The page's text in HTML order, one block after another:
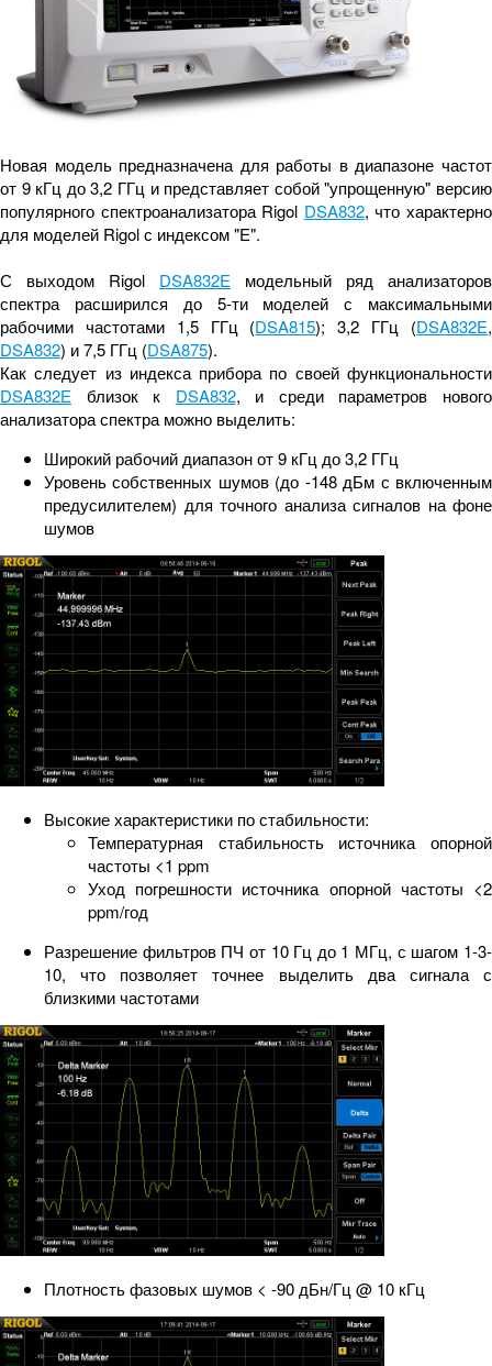
Новая модель предназначена для работы в диапазоне частот
от 9 кГц до 3,2 ГГц и представляет собой "упрощенную" версию
популярного спектроанализатора Rigol DSA832, что характерно
для моделей Rigol с индексом "E".
С выходом Rigol DSA832E модельный ряд анализаторов
спектра расширился до 5-ти моделей с максимальными
рабочими частотами 1,5 ГГц (DSA815); 3,2 ГГц (DSA832E,
DSA832) и 7,5 ГГц (DSA875).
Как следует из индекса прибора по своей функциональности
DSA832E близок к DSA832, и среди параметров нового
анализатора спектра можно выделить:
Широкий рабочий диапазон от 9 кГц до 3,2 ГГц
Уровень собственных шумов (до -148 дБм с включенным
предусилителем) для точного анализа сигналов на фоне
шумов
Высокие характеристики по стабильности:
Температурная стабильность источника опорной
частоты <1 ppm
Уход погрешности источника опорной частоты <2
ppm/год
Разрешение фильтров ПЧ от 10 Гц до 1 МГц, с шагом 1-3-
10, что позволяет точнее выделить два сигнала с
близкими частотами
Плотность фазовых шумов < -90 дБн/Гц @ 10 кГц